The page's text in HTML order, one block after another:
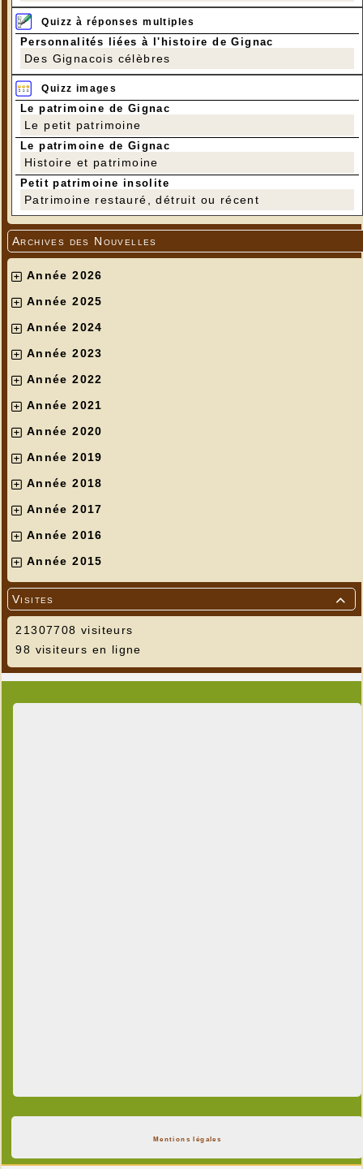
Quizz à réponses multiples
Personnalités liées à l'histoire de Gignac
Des Gignacois célèbres
Quizz images
Le patrimoine de Gignac
Le petit patrimoine
Le patrimoine de Gignac
Histoire et patrimoine
Petit patrimoine insolite
Patrimoine restauré, détruit ou récent
Archives des Nouvelles
Année 2026
Année 2025
Année 2024
Année 2023
Année 2022
Année 2021
Année 2020
Année 2019
Année 2018
Année 2017
Année 2016
Année 2015

Visites
21307708 visiteurs
98 visiteurs en ligne
Mentions légales